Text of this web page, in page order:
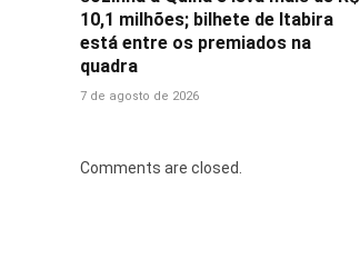
10,1 milhões; bilhete de Itabira
está entre os premiados na
quadra
7 de agosto de 2026
Comments are closed.